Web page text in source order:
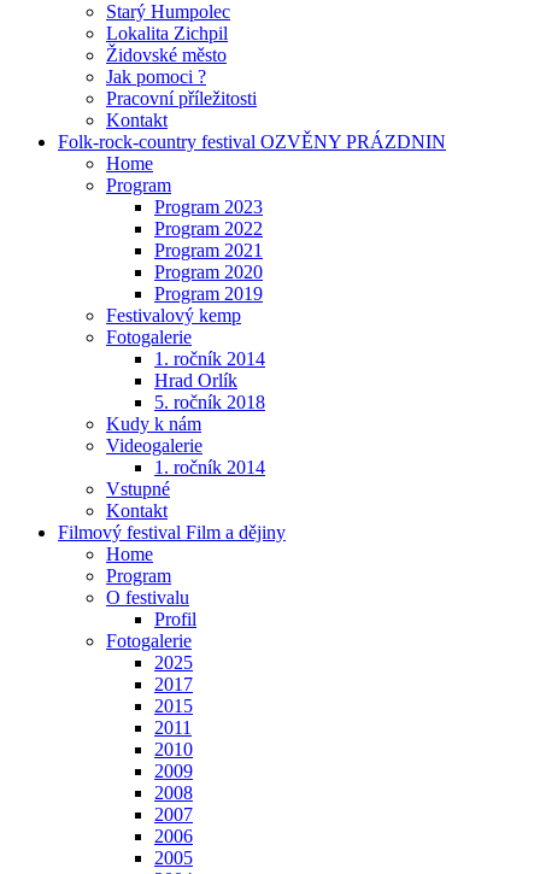
Starý Humpolec
Lokalita Zichpil
Židovské město
Jak pomoci ?
Pracovní příležitosti
Kontakt
Folk-rock-country festival OZVĚNY PRÁZDNIN
Home
Program
Program 2023
Program 2022
Program 2021
Program 2020
Program 2019
Festivalový kemp
Fotogalerie
1. ročník 2014
Hrad Orlík
5. ročník 2018
Kudy k nám
Videogalerie
1. ročník 2014
Vstupné
Kontakt
Filmový festival Film a dějiny
Home
Program
O festivalu
Profil
Fotogalerie
2025
2017
2015
2011
2010
2009
2008
2007
2006
2005